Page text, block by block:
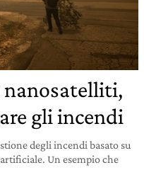
nanosatelliti,
gli incendi
degli incendi basato su
Un esempio che